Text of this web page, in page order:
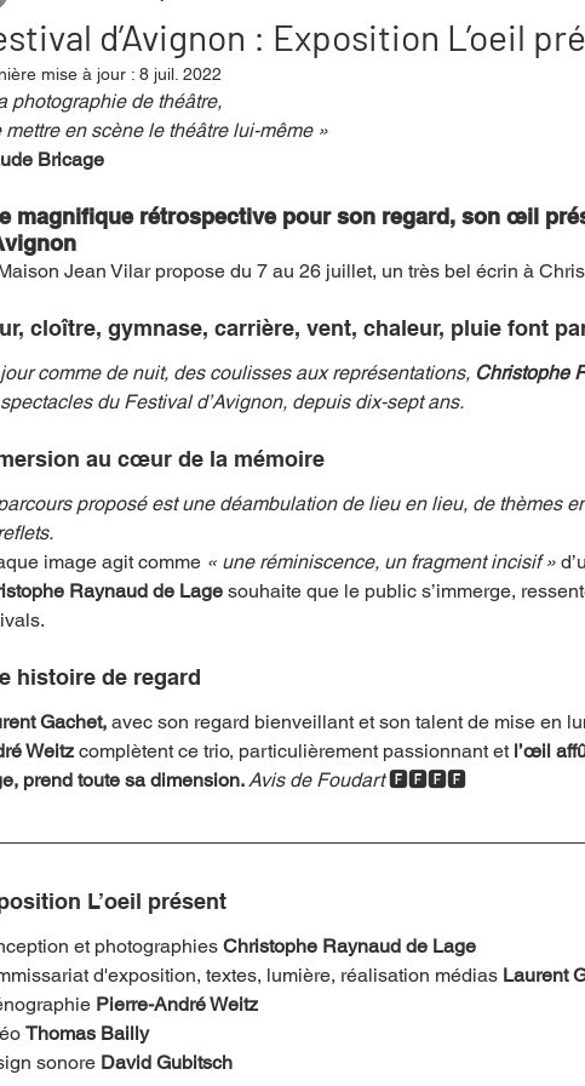
Rire Récompense
Annuaire Théâtre - Musée Hommage
d’Avignon : Exposition L’oeil
mise à jour : 8 juil. 2022
photographie de théâtre,
mettre en scène le théâtre lui-même »
Bricage
magnifique rétrospective pour son regard, son œil
Jean Vilar propose du 7 au 26 juillet, un très bel écrin à
cloître, gymnase, carrière, vent, chaleur, pluie font
comme de nuit, des coulisses aux représentations, Christophe
du Festival d’Avignon, depuis dix-sept ans.
au cœur de la mémoire
proposé est une déambulation de lieu en lieu, de thèmes
image agit comme « une réminiscence, un fragment incisif »
Raynaud de Lage souhaite que le public s’immerge,
histoire de regard
Gachet, avec son regard bienveillant et son talent de mise en
Weitz complètent ce trio, particulièrement passionnant et l’œil
prend toute sa dimension. Avis de Foudart 🅵🅵🅵🅵
L’oeil présent
et photographies Christophe Raynaud de Lage
d'exposition, textes, lumière, réalisation médias Laurent
Pierre-André Weitz
Thomas Bailly
sonore David Gubitsch